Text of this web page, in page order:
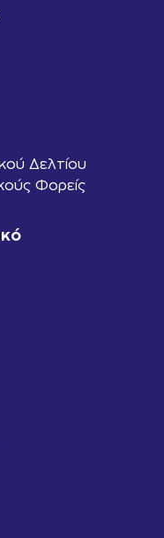
Δελτίου
Φορείς